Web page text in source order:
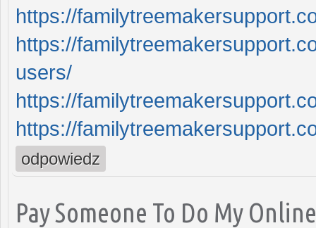
https://
https://
users/
https://
https://
odpowiedz
Pay Someone To Do My